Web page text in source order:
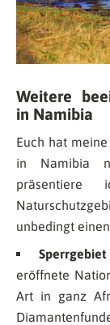
Weitere
in Namibia
Euch hat
in Namibia
unbedingt
eröffnete
Art in ganz